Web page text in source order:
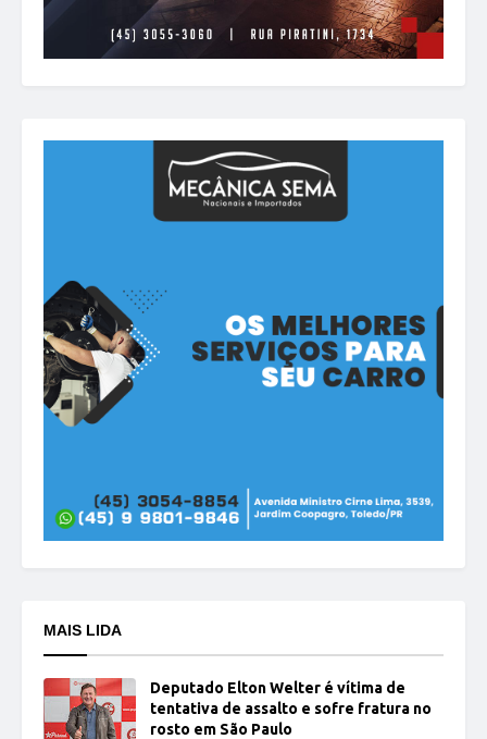
MAIS LIDA
Deputado Elton Welter é vítima de
tentativa de assalto e sofre fratura no
rosto em São Paulo